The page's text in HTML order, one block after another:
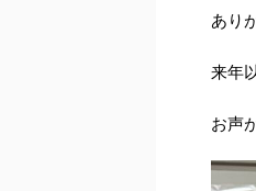
あり
来年
お声